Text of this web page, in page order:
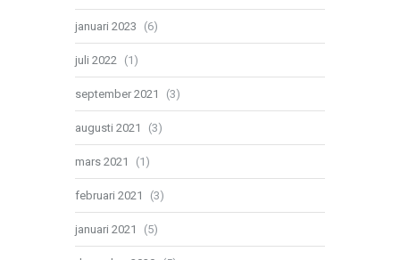
januari 2023 (6)
juli 2022 (1)
september 2021 (3)
augusti 2021 (3)
mars 2021 (1)
februari 2021 (3)
januari 2021 (5)